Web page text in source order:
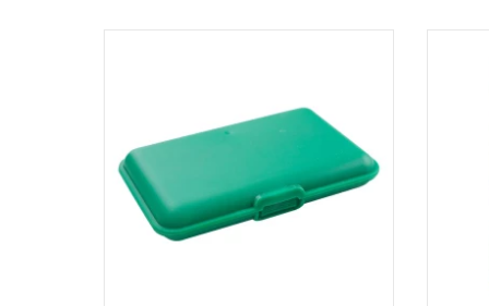
KANCELARIJA
KUĆNI SETOVI